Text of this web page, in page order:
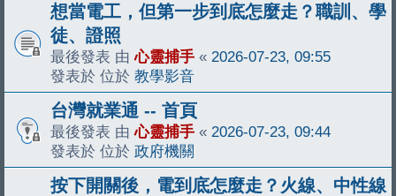
想當電工，但第一步到底怎麼走？職訓、學
徒、證照
最後發表 由心靈捕手 « 2026-07-23, 09:55
發表於 位於 教學影音
台灣就業通 -- 首頁
最後發表 由心靈捕手 « 2026-07-23, 09:44
發表於 位於 政府機關
按下開關後，電到底怎麼走？火線、中性線